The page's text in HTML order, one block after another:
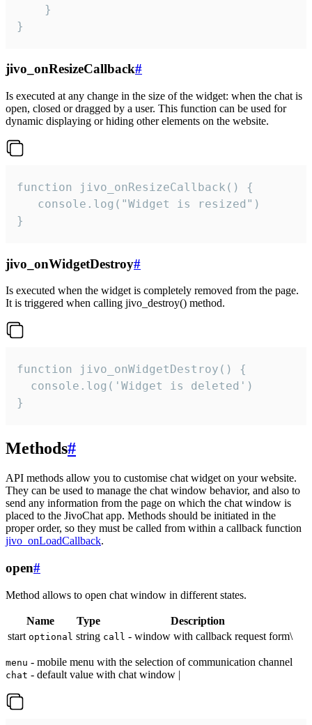
    }
}
jivo_onResizeCallback#
Is executed at any change in the size of the widget: when the chat is
open, closed or dragged by a user. This function can be used for
dynamic displaying or hiding other elements on the website.
function jivo_onResizeCallback() {
   console.log("Widget is resized")
}
jivo_onWidgetDestroy#
Is executed when the widget is completely removed from the page.
It is triggered when calling jivo_destroy() method.
function jivo_onWidgetDestroy() {
  console.log('Widget is deleted')
}
Methods#
API methods allow you to customise chat widget on your website.
They can be used to manage the chat window behavior, and also to
send any information from the page on which the chat window is
placed to the JivoChat app. Methods should be initiated in the
proper order, so they must be called from within a callback function
jivo_onLoadCallback.
open#
Method allows to open chat window in different states.
Name Type
Description
start optional string call - window with callback request form\
menu - mobile menu with the selection of communication channel
chat - default value with chat window |